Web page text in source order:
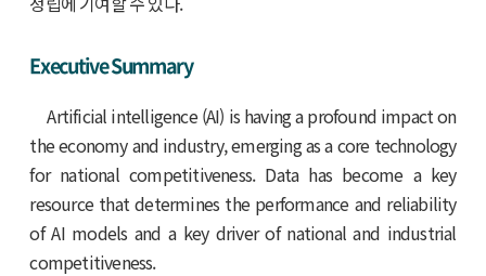
Executive Summary
Artificial intelligence (AI) is having a profound impact on
the economy and industry, emerging as a core technology
for national competitiveness. Data has become a key
resource that determines the performance and reliability
of AI models and a key driver of national and industrial
competitiveness.